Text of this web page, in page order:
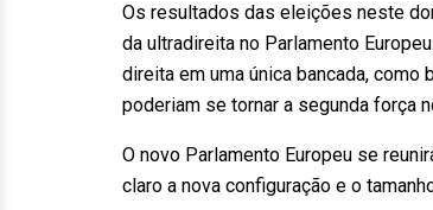
Os resultados das eleições neste
da ultradireita no Parlamento
direita em uma única bancada,
poderiam se tornar a segunda força
O novo Parlamento Europeu se
claro a nova configuração e o